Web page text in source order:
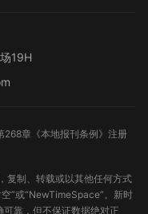
19H
268章《本地报刊条例》注册
复制、转载或以其他任何方式
”或“NewTimeSpace”。新时
靠，但不保证数据绝对正